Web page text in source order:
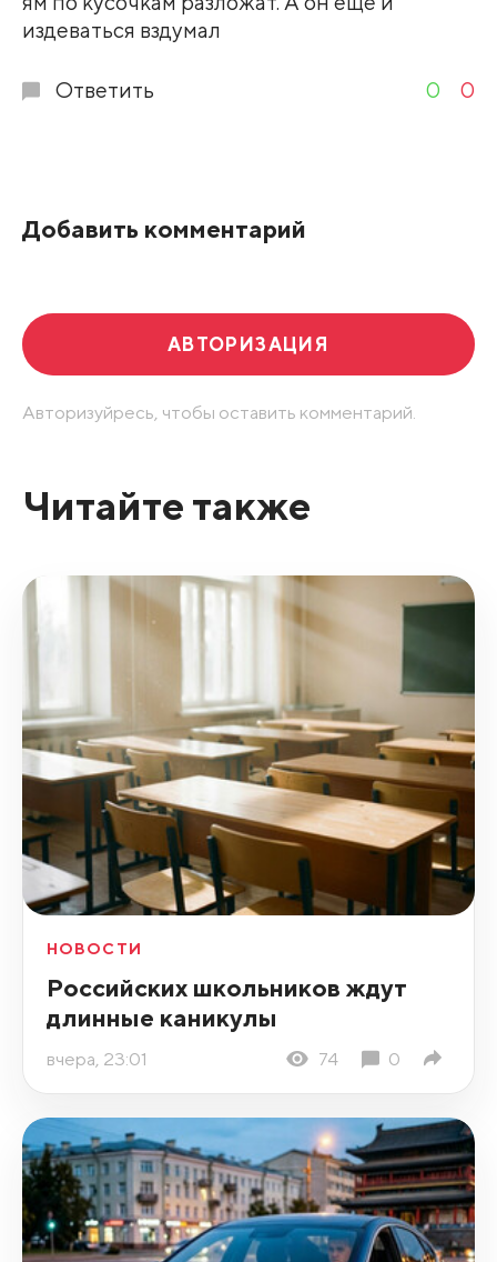
издеваться вздумал
Ответить 0 0
Добавить комментарий
АВТОРИЗАЦИЯ
Авторизуйресь, чтобы оставить комментарий.
Читайте также
НОВОСТИ
Российских школьников ждут
длинные каникулы
вчера, 23:01 74 0